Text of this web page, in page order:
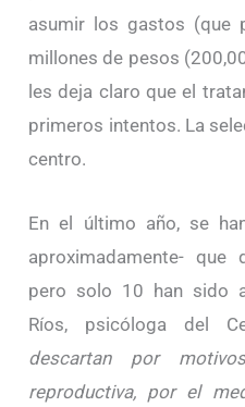
asumir los gastos (que
millones de pesos
les deja claro que el
primeros intentos. La
centro.
En el último año, se
aproximadamente- que
pero solo 10 han sido
Ríos, psicóloga del
descartan por
reproductiva, por el